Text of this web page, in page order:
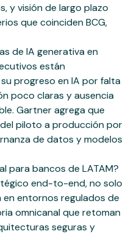
y visión de largo plazo
que coinciden BCG,
de IA generativa en
están
progreso en IA por falta
poco claras y ausencia
Gartner agrega que
piloto a producción por
de datos y modelos
para bancos de LATAM?
end-to-end, no solo
entornos regulados de
omnicanal que retoman
seguras y